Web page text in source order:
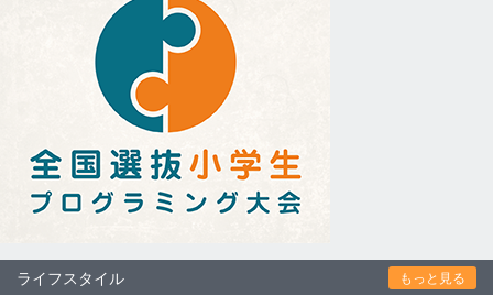
ライフスタイル もっと見る